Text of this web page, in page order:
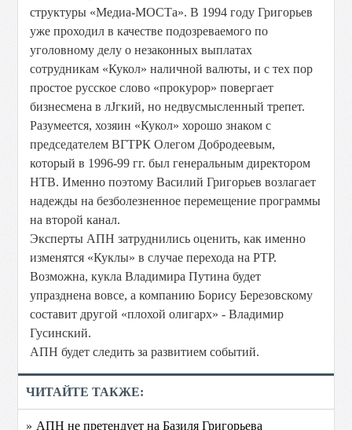
структуры «Медиа-МОСТа». В 1994 году Григорьев
уже проходил в качестве подозреваемого по
уголовному делу о незаконных выплатах
сотрудникам «Кукол» наличной валюты, и с тех пор
простое русское слово «прокурор» повергает
бизнесмена в лЈгкий, но недвусмысленный трепет.
Разумеется, хозяин «Кукол» хорошо знаком с
председателем ВГТРК Олегом Добродеевым,
который в 1996-99 гг. был генеральным директором
НТВ. Именно поэтому Василий Григорьев возлагает
надежды на безболезненное перемещение программы
на второй канал.
Эксперты АПН затруднились оценить, как именно
изменятся «Куклы» в случае перехода на РТР.
Возможна, кукла Владимира Путина будет
упразднена вовсе, а компанию Борису Березовскому
составит другой «плохой олигарх» - Владимир
Гусинский.
АПН будет следить за развитием событий.
ЧИТАЙТЕ ТАКЖЕ:
» АПН не претендует на Базиля Григорьева